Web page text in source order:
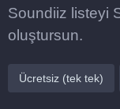
Soundiiz listeyi
oluştursun.
Ücretsiz (tek tek)